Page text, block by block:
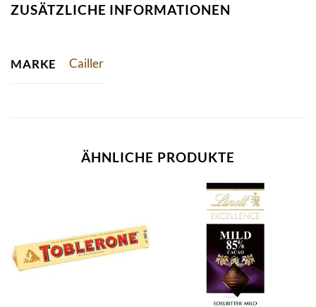
ZUSÄTZLICHE INFORMATIONEN
MARKE Cailler
ÄHNLICHE PRODUKTE